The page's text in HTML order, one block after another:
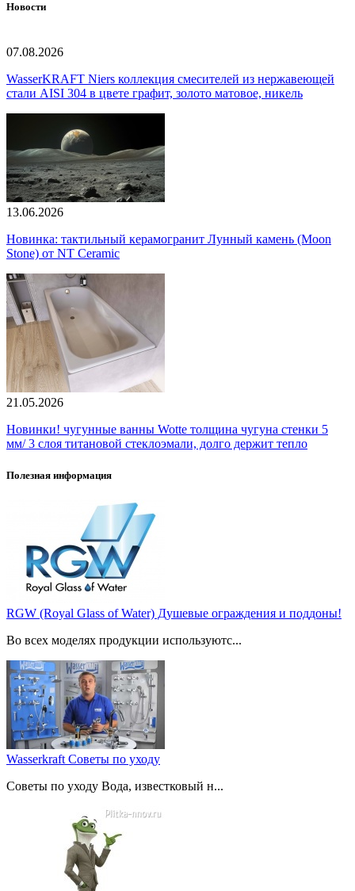
Новости
07.08.2026
WasserKRAFT Niers коллекция смесителей из нержавеющей
стали AISI 304 в цвете графит, золото матовое, никель
13.06.2026
Новинка: тактильный керамогранит Лунный камень (Moon
Stone) от NT Ceramic
21.05.2026
Новинки! чугунные ванны Wotte толщина чугуна стенки 5
мм/ 3 слоя титановой стеклоэмали, долго держит тепло
Полезная информация
RGW (Royal Glass of Water) Душевые ограждения и поддоны!
Во всех моделях продукции используютс...
Wasserkraft Советы по уходу
Советы по уходу Вода, известковый н...